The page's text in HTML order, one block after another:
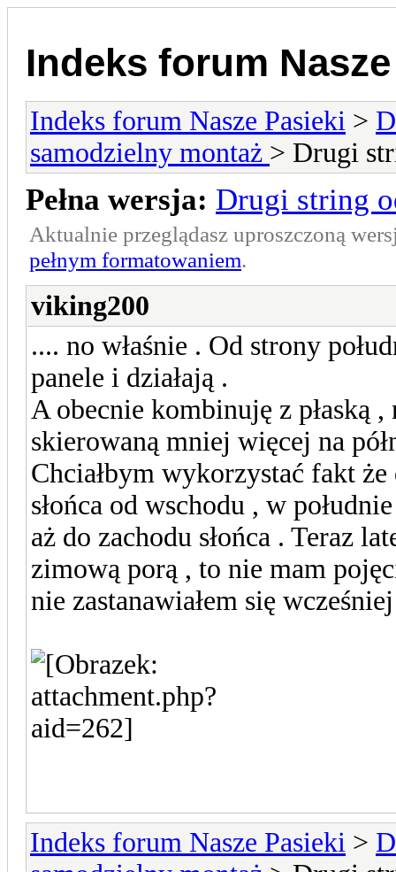
Indeks forum
Indeks forum Nasze Pasieki >
samodzielny montaż > Drugi
Pełna wersja: Drugi string
Aktualnie przeglądasz uproszczoną
pełnym formatowaniem.
viking200
.... no właśnie . Od strony
panele i działają .
A obecnie kombinuję z płaską
skierowaną mniej więcej na
Chciałbym wykorzystać fakt
słońca od wschodu , w
aż do zachodu słońca . Teraz
zimową porą , to nie mam
nie zastanawiałem się
Indeks forum Nasze Pasieki >